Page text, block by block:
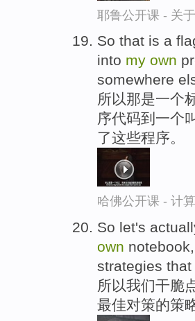
耶鲁公开课 - 关
So that is a
into my own
somewhere
所以那是一个
序代码到一个
了这些程序。
哈佛公开课 - 计
So let's
own
strategies
所以我们干脆
最佳对策的策